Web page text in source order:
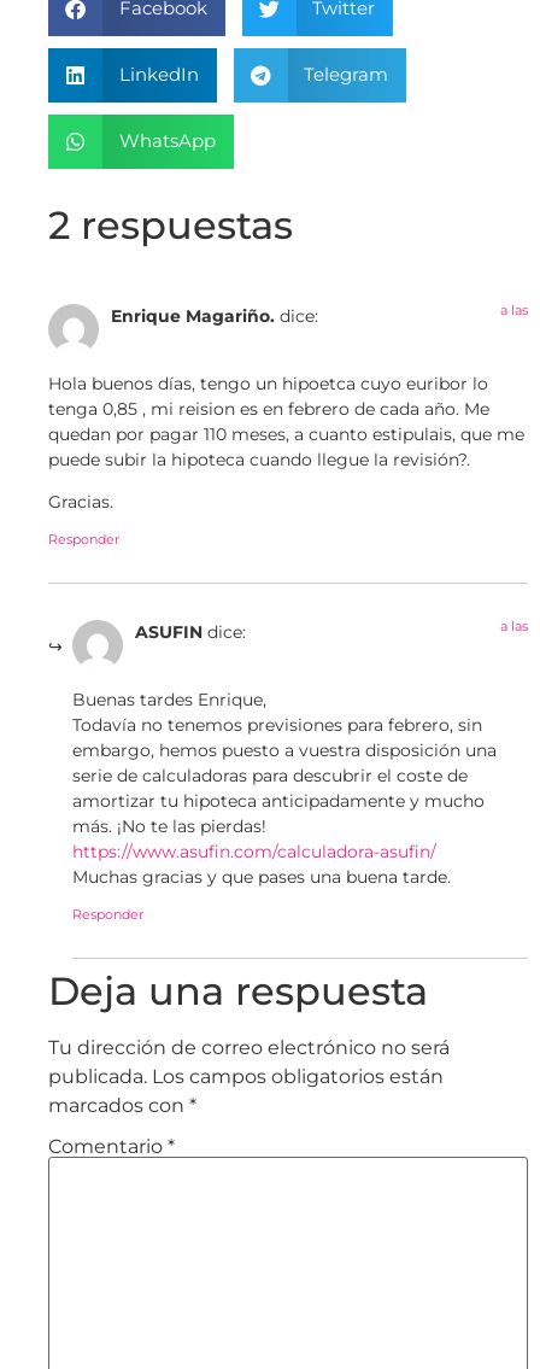
Facebook Twitter
LinkedIn Telegram
WhatsApp
2 respuestas
Enrique Magariño. dice: a las
Hola buenos días, tengo un hipoetca cuyo euribor lo
tenga 0,85 , mi reision es en febrero de cada año. Me
quedan por pagar 110 meses, a cuanto estipulais, que me
puede subir la hipoteca cuando llegue la revisión?.
Gracias.
Responder
ASUFIN dice: a las
Buenas tardes Enrique,
Todavía no tenemos previsiones para febrero, sin
embargo, hemos puesto a vuestra disposición una
serie de calculadoras para descubrir el coste de
amortizar tu hipoteca anticipadamente y mucho
más. ¡No te las pierdas!
https://www.asufin.com/calculadora-asufin/
Muchas gracias y que pases una buena tarde.
Responder
Deja una respuesta
Tu dirección de correo electrónico no será
publicada. Los campos obligatorios están
marcados con *
Comentario *